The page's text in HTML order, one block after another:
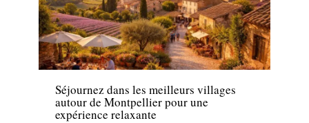
Hébergement
Séjournez dans les meilleurs villages
autour de Montpellier pour une
expérience relaxante